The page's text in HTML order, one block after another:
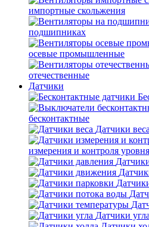
импортные скольжения
подшипниках
осевые промышленные
отечественные
Датчики
бесконтактные
Датчики веса
измерения и контроля уровня
Датчики угла